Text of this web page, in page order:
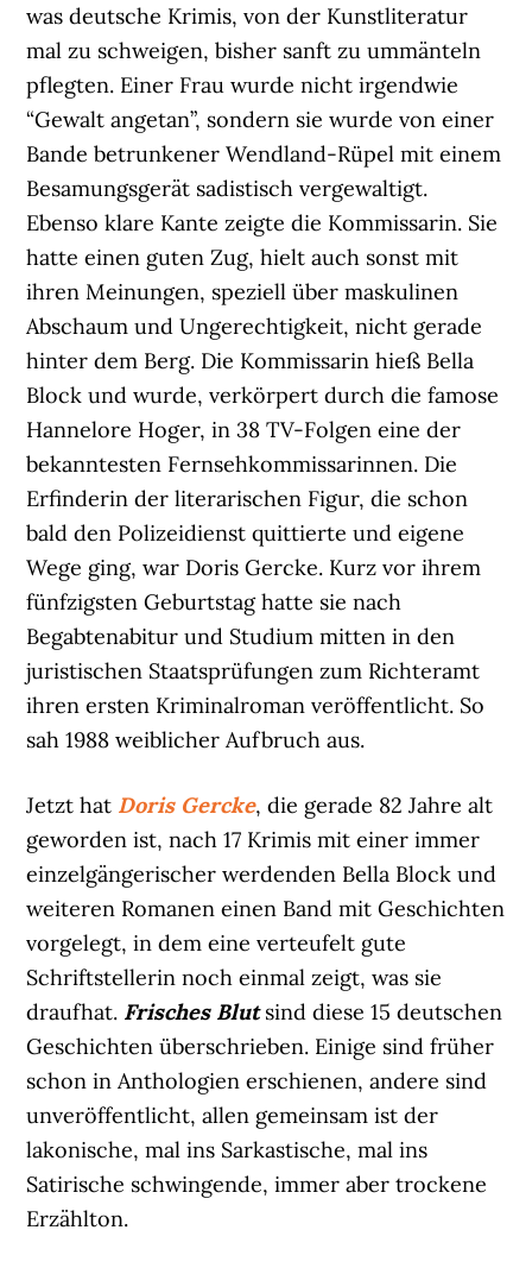
was deutsche Krimis, von der Kunstliteratur
mal zu schweigen, bisher sanft zu ummänteln
pflegten. Einer Frau wurde nicht irgendwie
“Gewalt angetan”, sondern sie wurde von einer
Bande betrunkener Wendland-Rüpel mit einem
Besamungsgerät sadistisch vergewaltigt.
Ebenso klare Kante zeigte die Kommissarin. Sie
hatte einen guten Zug, hielt auch sonst mit
ihren Meinungen, speziell über maskulinen
Abschaum und Ungerechtigkeit, nicht gerade
hinter dem Berg. Die Kommissarin hieß Bella
Block und wurde, verkörpert durch die famose
Hannelore Hoger, in 38 TV-Folgen eine der
bekanntesten Fernsehkommissarinnen. Die
Erfinderin der literarischen Figur, die schon
bald den Polizeidienst quittierte und eigene
Wege ging, war Doris Gercke. Kurz vor ihrem
fünfzigsten Geburtstag hatte sie nach
Begabtenabitur und Studium mitten in den
juristischen Staatsprüfungen zum Richteramt
ihren ersten Kriminalroman veröffentlicht. So
sah 1988 weiblicher Aufbruch aus.
Jetzt hat Doris Gercke, die gerade 82 Jahre alt
geworden ist, nach 17 Krimis mit einer immer
einzelgängerischer werdenden Bella Block und
weiteren Romanen einen Band mit Geschichten
vorgelegt, in dem eine verteufelt gute
Schriftstellerin noch einmal zeigt, was sie
draufhat. Frisches Blutsind diese 15 deutschen
Geschichten überschrieben. Einige sind früher
schon in Anthologien erschienen, andere sind
unveröffentlicht, allen gemeinsam ist der
lakonische, mal ins Sarkastische, mal ins
Satirische schwingende, immer aber trockene
Erzählton.